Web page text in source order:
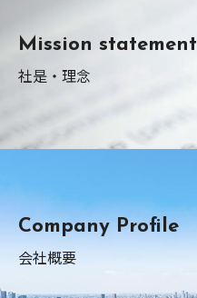
Mission statement
社是・理念
Company Profile
会社概要